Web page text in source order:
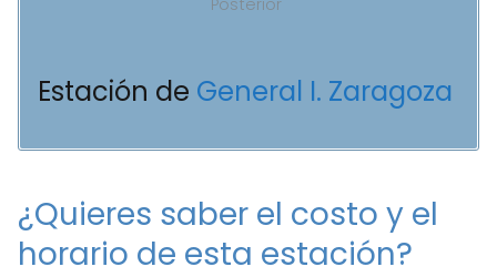
Posterior
Estación de General I. Zaragoza
¿Quieres saber el costo y el
horario de esta estación?